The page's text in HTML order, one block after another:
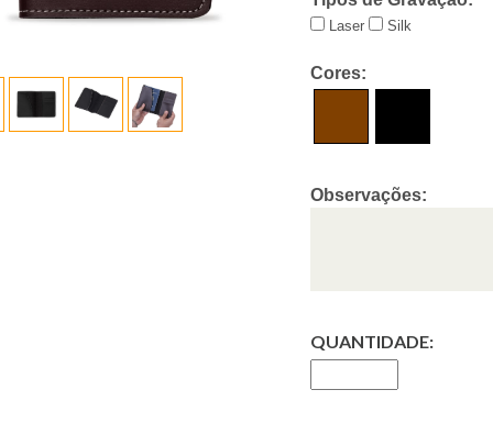
Laser Silk
Cores:
Observações:
QUANTIDADE: